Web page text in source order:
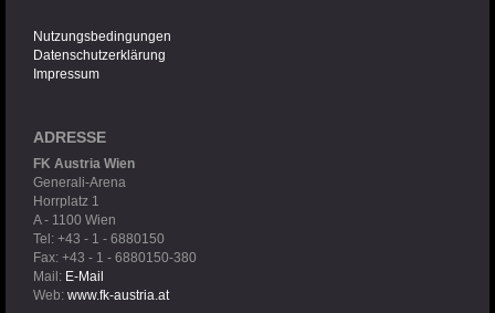
Nutzungsbedingungen
Datenschutzerklärung
Impressum
ADRESSE
FK Austria Wien
Generali-Arena
Horrplatz 1
A - 1100 Wien
Tel: +43 - 1 - 6880150
Fax: +43 - 1 - 6880150-380
Mail: E-Mail
Web: www.fk-austria.at